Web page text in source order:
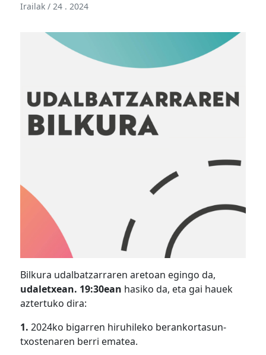
Irailak / 24 . 2024
Bilkura udalbatzarraren aretoan egingo da,
udaletxean. 19:30ean hasiko da, eta gai hauek
aztertuko dira:
1. 2024ko bigarren hiruhileko berankortasun-
txostenaren berri ematea.